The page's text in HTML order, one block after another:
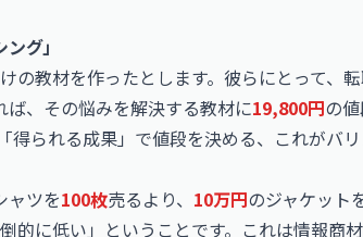
グ」
の教材を作ったとします。彼らにとって、
、その悩みを解決する教材に19,800円の
得られる成果」で値段を決める、これがバ
ャツを100枚売るより、 10万円のジャケット
的に低い」ということです。これは情報商